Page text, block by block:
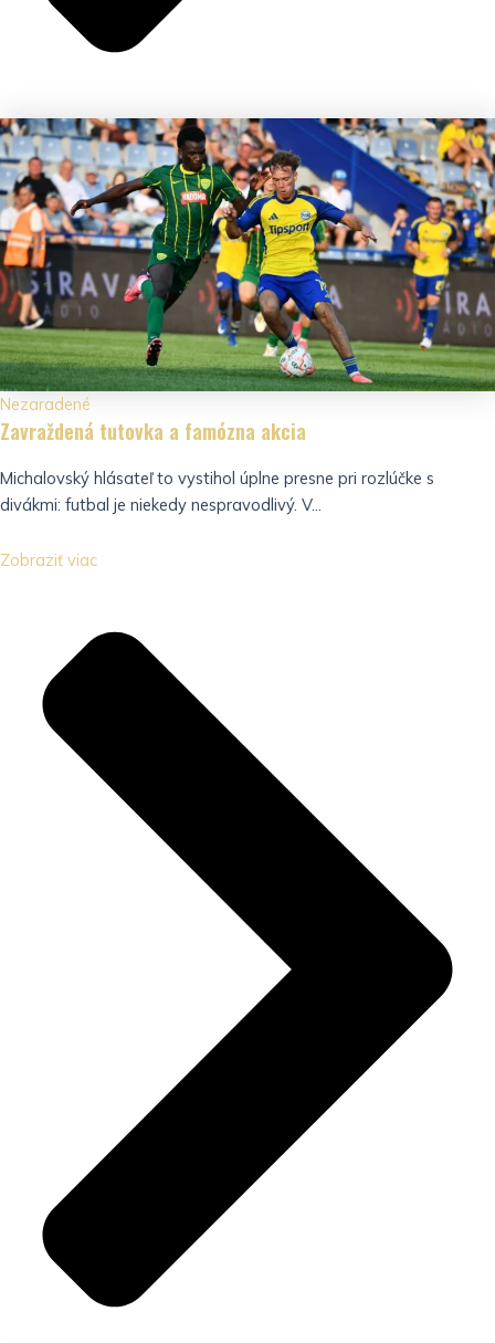
Nezaradené
Zavraždená tutovka a famózna akcia
Michalovský hlásateľ to vystihol úplne presne pri rozlúčke s
divákmi: futbal je niekedy nespravodlivý. V...
Zobraziť viac